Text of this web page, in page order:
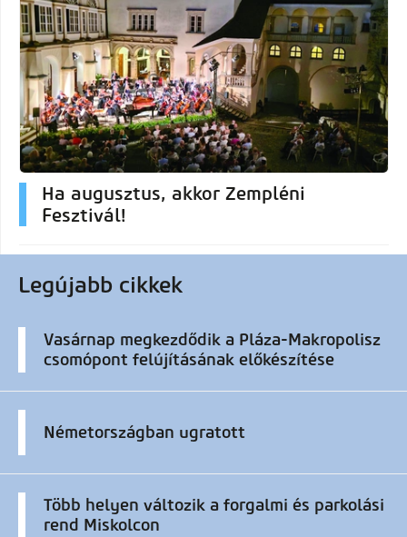
Ha augusztus, akkor Zempléni
Fesztivál!
Legújabb cikkek
Vasárnap megkezdődik a Pláza-Makropolisz
csomópont felújításának előkészítése
Németországban ugratott
Több helyen változik a forgalmi és parkolási
rend Miskolcon